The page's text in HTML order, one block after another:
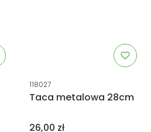
Kod produktu
118027
Taca metalowa 28cm
Cena
26,00 zł